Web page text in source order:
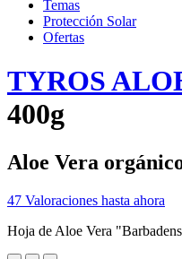
Temas
Protección Solar
Ofertas
TYROS
400g
Aloe Vera
47 Valoraciones hasta ahora
Hoja de Aloe Vera